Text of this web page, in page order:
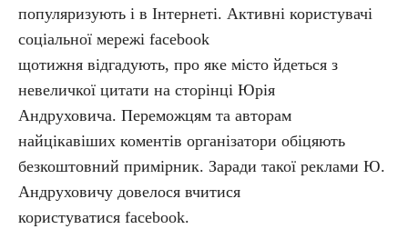
популяризують і в Інтернеті. Активні користувачі
соціальної мережі facebook
щотижня відгадують, про яке місто йдеться з
невеличкої цитати на сторінці Юрія
Андруховича. Переможцям та авторам
найцікавіших коментів організатори обіцяють
безкоштовний примірник. Заради такої реклами Ю.
Андруховичу довелося вчитися
користуватися facebook.